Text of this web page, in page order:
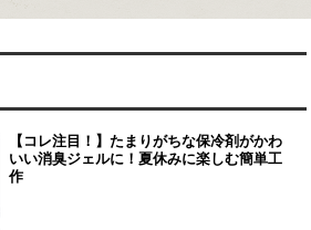
【コレ注目！】たまりがちな保冷剤がかわ
いい消臭ジェルに！夏休みに楽しむ簡単工
作